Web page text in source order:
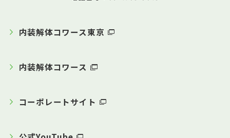
内装解体コワース東京
内装解体コワース
コーポレートサイト